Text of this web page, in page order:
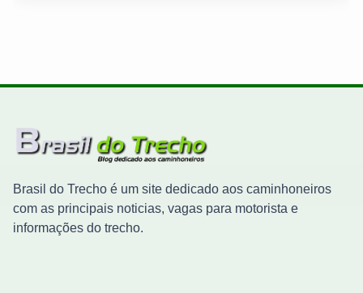
Brasil do Trecho é um site dedicado aos caminhoneiros
com as principais noticias, vagas para motorista e
informações do trecho.